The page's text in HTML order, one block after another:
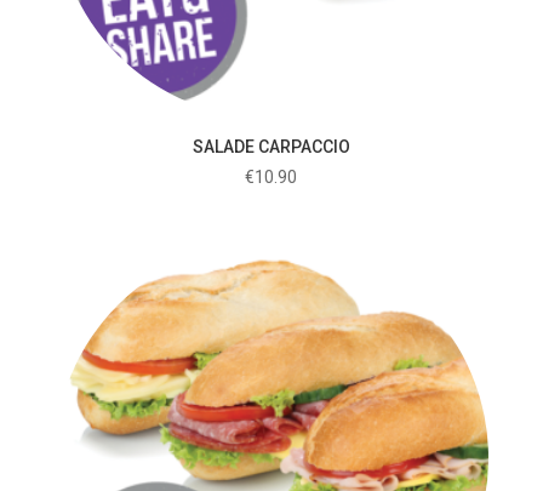
SALADE CARPACCIO
€10.90